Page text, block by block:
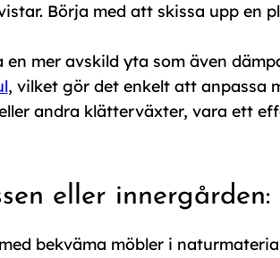
Börja med att skissa upp en
mer avskild yta som även
, vilket gör det enkelt att anpassa
andra klätterväxter, vara ett
eller innergården:
bekväma möbler i